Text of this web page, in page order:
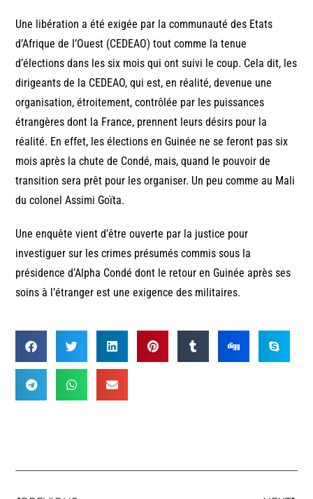
Une libération a été exigée par la communauté des Etats
d’Afrique de l’Ouest (CEDEAO) tout comme la tenue
d’élections dans les six mois qui ont suivi le coup. Cela dit, les
dirigeants de la CEDEAO, qui est, en réalité, devenue une
organisation, étroitement, contrôlée par les puissances
étrangères dont la France, prennent leurs désirs pour la
réalité. En effet, les élections en Guinée ne se feront pas six
mois après la chute de Condé, mais, quand le pouvoir de
transition sera prêt pour les organiser. Un peu comme au Mali
du colonel Assimi Goïta.
Une enquête vient d’être ouverte par la justice pour
investiguer sur les crimes présumés commis sous la
présidence d’Alpha Condé dont le retour en Guinée après ses
soins à l’étranger est une exigence des militaires.